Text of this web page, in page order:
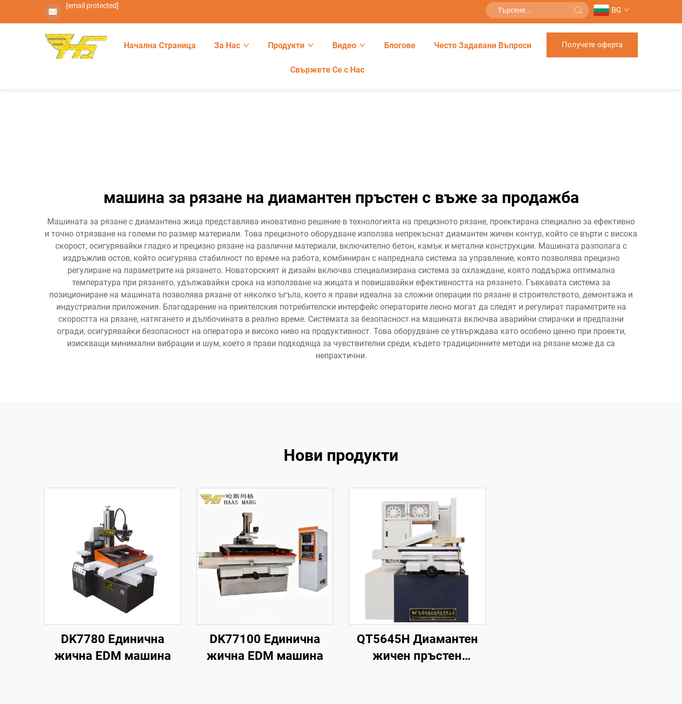
[email protected] BG
Начална Страница За Нас Продукти Видео Блогове Често Задавани Въпроси
Свържете Се с Нас
Получете оферта
машина за рязане на диамантен пръстен с въже за продажба
Машината за рязане с диамантена жица представлява иновативно решение в технологията на прецизното рязане, проектирана специално за ефективно
и точно отрязване на големи по размер материали. Това прецизното оборудване използва непрекъснат диамантен жичен контур, който се върти с висока
скорост, осигурявайки гладко и прецизно рязане на различни материали, включително бетон, камък и метални конструкции. Машината разполага с
издръжлив остов, който осигурява стабилност по време на работа, комбиниран с напреднала система за управление, която позволява прецизно
регулиране на параметрите на рязането. Новаторският ѝ дизайн включва специализирана система за охлаждане, която поддържа оптимална
температура при рязането, удължавайки срока на използване на жицата и повишавайки ефективността на рязането. Гъвкавата система за
позициониране на машината позволява рязане от няколко ъгъла, което я прави идеална за сложни операции по рязане в строителството, демонтажа и
индустриални приложения. Благодарение на приятелския потребителски интерфейс операторите лесно могат да следят и регулират параметрите на
скоростта на рязане, натягането и дълбочината в реално време. Системата за безопасност на машината включва аварийни спирачки и предпазни
огради, осигурявайки безопасност на оператора и високо ниво на продуктивност. Това оборудване се утвърждава като особено ценно при проекти,
изискващи минимални вибрации и шум, което я прави подходяща за чувствителни среди, където традиционните методи на рязане може да са
непрактични.
Нови продукти
DK7780 Единична
жична EDM машина
DK77100 Единична
жична EDM машина
QT5645H Диамантен
жичен пръстен